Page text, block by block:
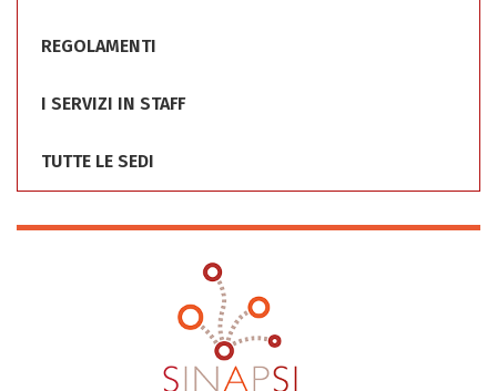
REGOLAMENTI
I SERVIZI IN STAFF
TUTTE LE SEDI